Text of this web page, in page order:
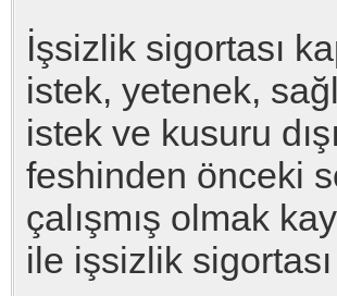
İşsizlik sigortası
istek, yetenek,
istek ve kusuru
feshinden önceki
çalışmış olmak
ile işsizlik